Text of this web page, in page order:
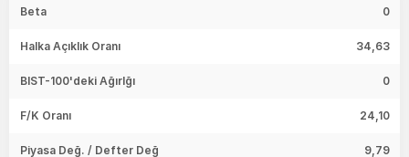
Beta 0
Halka Açıklık Oranı 34,63
BIST-100'deki Ağırlğı 0
F/K Oranı 24,10
Piyasa Değ. / Defter Değ 9,79